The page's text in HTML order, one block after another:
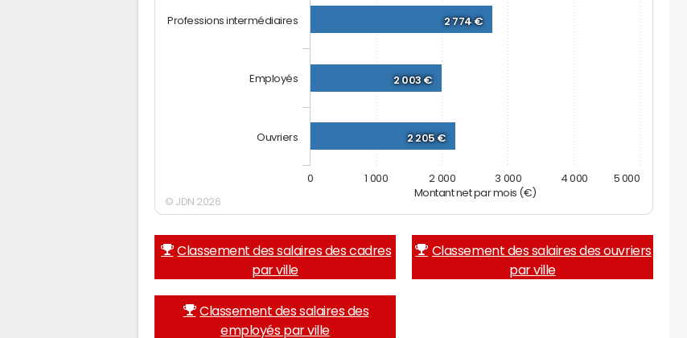
Montant net par mois (€)
2 774 €
2 003 €
2 205 €
Professions intermédiaires
Employés
Ouvriers
0 1 000 2 000 3 000 4 000 5 000
© JDN 2026
Classement des salaires des cadres
par ville
Classement des salaires des ouvriers
par ville
Classement des salaires des
employés par ville